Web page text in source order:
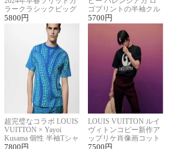
ラークラシックビッグ
ロゴ刺繍Tシャツ
5800 円
ゴプリントの半袖クル
ーネックTシャツ
5700 円
超完璧なコラボ LOUIS
VUITTON × Yayoi
Kusama 個性 半袖Tシャ
ツコピー男女兼用
7800 円
LOUIS VUITTON ルイ
ヴィトンコピー新作ア
ップリケ肖像画コット
ンニット半袖Tシャツ
7500 円